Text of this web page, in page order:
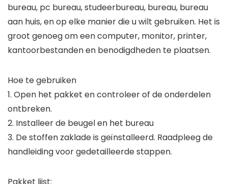
bureau, pc bureau, studeerbureau, bureau, bureau
aan huis, en op elke manier die u wilt gebruiken. Het is
groot genoeg om een computer, monitor, printer,
kantoorbestanden en benodigdheden te plaatsen.
Hoe te gebruiken
1. Open het pakket en controleer of de onderdelen
ontbreken.
2. Installeer de beugel en het bureau
3. De stoffen zaklade is geïnstalleerd. Raadpleeg de
handleiding voor gedetailleerde stappen.